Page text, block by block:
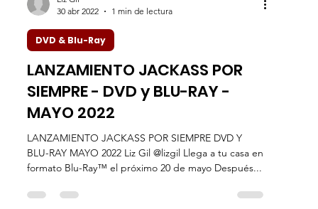
30 abr 2022
1 min de lectura
DVD & Blu-Ray
LANZAMIENTO JACKASS POR
SIEMPRE - DVD y BLU-RAY -
MAYO 2022
LANZAMIENTO JACKASS POR SIEMPRE DVD Y
formato Blu-Ray™ el próximo 20 de mayo Después...